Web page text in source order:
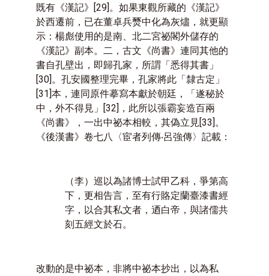
既有《漢記》 [29] 。如果東觀所藏的《漢記》
於西遷前，已在董卓兵燹中化為灰燼，就更顯
示：楊彪使用的是南、北二宮祕閣外儲存的
《漢記》副本。二，古文《尚書》連同其他的
書自孔壁出，即歸孔家，所謂「悉得其書」
[30] 。孔安國整理完畢，孔家將此「隸古定」
[31]本，連同原件摹寫本獻於朝廷，「遂秘於
中，外不得見」 [32] ，此所以張霸妄造百兩
《尚書》，一出中祕本相較，其偽立見[33] 。
《後漢書》卷七八〈宦者列傳‧呂強傳〉記載：
（李）巡以為諸博士試甲乙科，爭第高
下，更相告言，至有行賂定蘭臺漆書經
字，以合其私文者，迺白帝，與諸儒共
刻五經文於石。
改動的是中祕本，非將中祕本抄出，以為私